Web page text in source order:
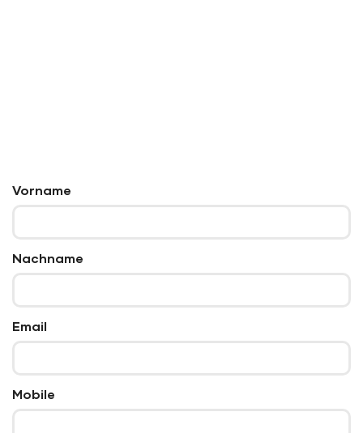
Vorname
Nachname
Email
Mobile